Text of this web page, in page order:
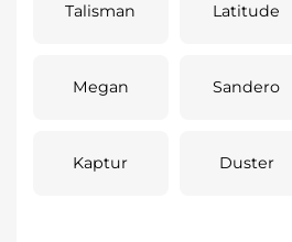
Talisman Latitude
Megan Sandero
Kaptur Duster